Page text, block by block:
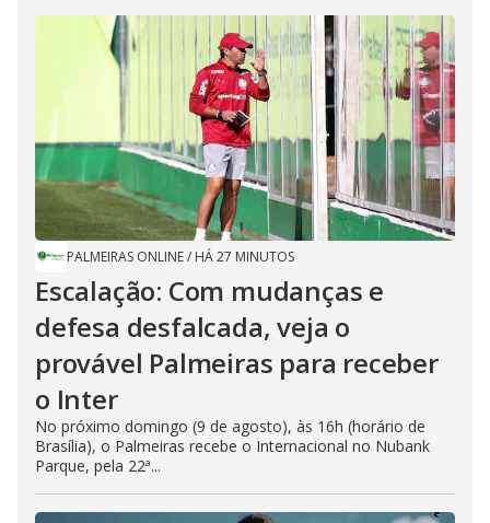
PALMEIRAS ONLINE/ HÁ 27 MINUTOS
Escalação: Com mudanças e
defesa desfalcada, veja o
provável Palmeiras para receber
o Inter
No próximo domingo (9 de agosto), às 16h (horário de
Brasília), o Palmeiras recebe o Internacional no Nubank
Parque, pela 22ª...